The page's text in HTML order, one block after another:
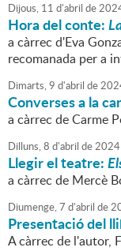
Dijous, 11 d'abril de
Hora del conte:
a càrrec d'Eva
recomanada per a
Dimarts,9 d'abril de
Converses a la
a càrrec de Carme
Dilluns,8 d'abril de2024
Llegir el teatre:
a càrrec de Mercè
Diumenge,7 d'abril de
Presentació del
A càrrec de l'autor,